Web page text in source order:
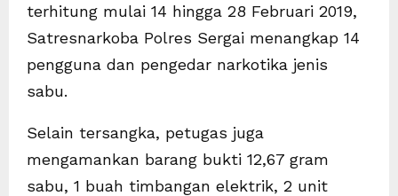
terhitung mulai 14 hingga 28 Februari 2019,
Satresnarkoba Polres Sergai menangkap 14
pengguna dan pengedar narkotika jenis
sabu.
Selain tersangka, petugas juga
mengamankan barang bukti 12,67 gram
sabu, 1 buah timbangan elektrik, 2 unit